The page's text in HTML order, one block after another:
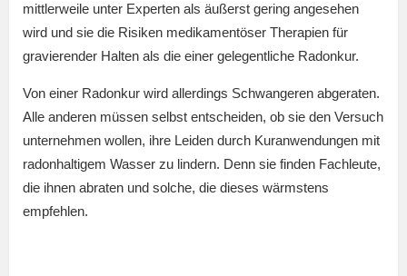
mittlerweile unter Experten als äußerst gering angesehen
wird und sie die Risiken medikamentöser Therapien für
gravierender Halten als die einer gelegentliche Radonkur.
Von einer Radonkur wird allerdings Schwangeren abgeraten.
Alle anderen müssen selbst entscheiden, ob sie den Versuch
unternehmen wollen, ihre Leiden durch Kuranwendungen mit
radonhaltigem Wasser zu lindern. Denn sie finden Fachleute,
die ihnen abraten und solche, die dieses wärmstens
empfehlen.